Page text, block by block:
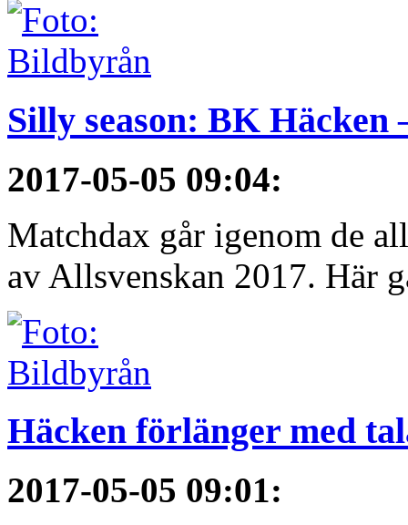
Silly season: BK Häcken
2017-05-05 09:04:
Matchdax går igenom de
av Allsvenskan 2017. Här
Häcken förlänger med
2017-05-05 09:01: